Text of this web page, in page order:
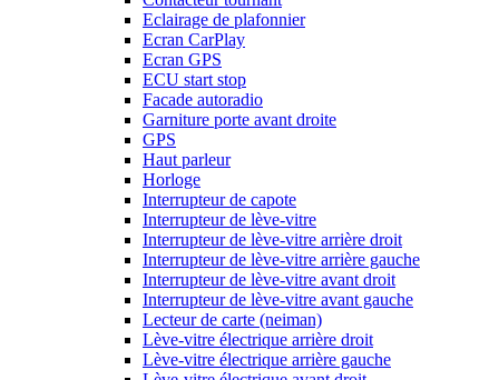
Eclairage de plafonnier
Ecran CarPlay
Ecran GPS
ECU start stop
Facade autoradio
Garniture porte avant droite
GPS
Haut parleur
Horloge
Interrupteur de capote
Interrupteur de lève-vitre
Interrupteur de lève-vitre arrière droit
Interrupteur de lève-vitre arrière gauche
Interrupteur de lève-vitre avant droit
Interrupteur de lève-vitre avant gauche
Lecteur de carte (neiman)
Lève-vitre électrique arrière droit
Lève-vitre électrique arrière gauche